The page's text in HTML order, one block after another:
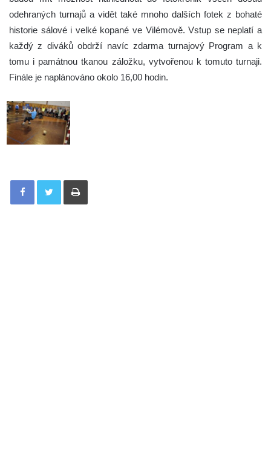
odehraných turnajů a vidět také mnoho dalších fotek z bohaté
historie sálové i velké kopané ve Vilémově. Vstup se neplatí a
každý z diváků obdrží navíc zdarma turnajový Program a k
tomu i památnou tkanou záložku, vytvořenou k tomuto turnaji.
Finále je naplánováno okolo 16,00 hodin.
Tisknout